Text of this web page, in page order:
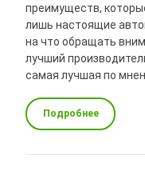
преимуществ,
лишь настоящие
на что обращать
лучший
самая лучшая по
Подробнее